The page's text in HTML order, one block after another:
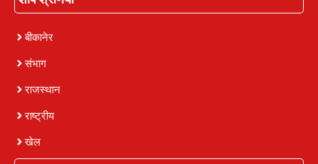
बीकानेर
संभाग
राजस्थान
राष्ट्रीय
खेल